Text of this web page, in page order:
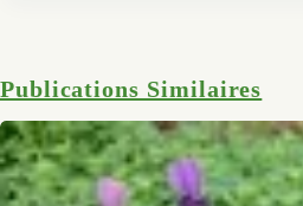
Publications Similaires